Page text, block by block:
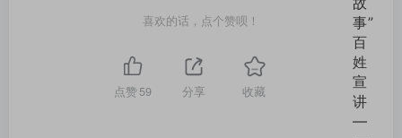
喜欢的话，点个赞呗！
点赞 59 分享 收藏